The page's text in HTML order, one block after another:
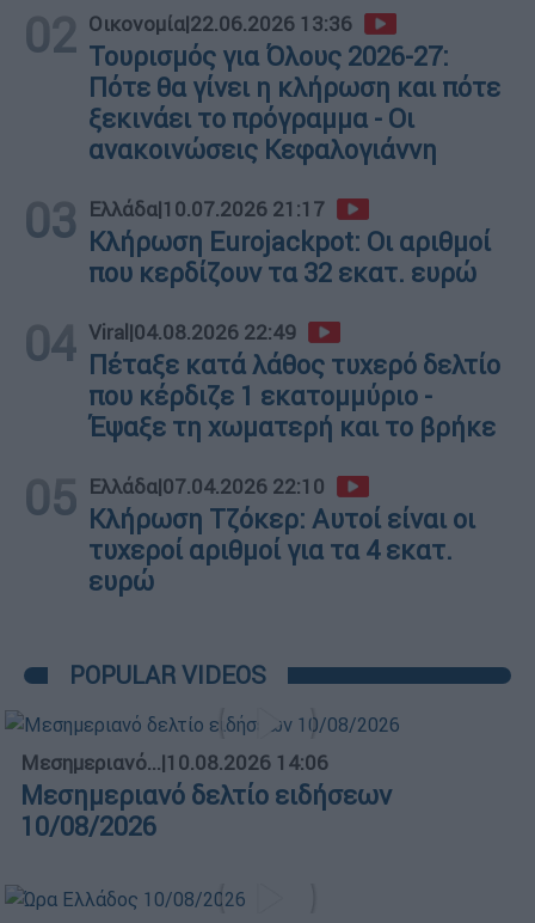
02 Οικονομία|22.06.2026 13:36
Τουρισμός για Όλους 2026-27:
Πότε θα γίνει η κλήρωση και πότε
ξεκινάει το πρόγραμμα - Οι
ανακοινώσεις Κεφαλογιάννη
03 Ελλάδα|10.07.2026 21:17
Κλήρωση Eurojackpot: Οι αριθμοί
που κερδίζουν τα 32 εκατ. ευρώ
04 Viral |04.08.2026 22:49
Πέταξε κατά λάθος τυχερό δελτίο
που κέρδιζε 1 εκατομμύριο -
Έψαξε τη χωματερή και το βρήκε
05 Ελλάδα|07.04.2026 22:10
Κλήρωση Τζόκερ: Αυτοί είναι οι
τυχεροί αριθμοί για τα 4 εκατ.
ευρώ
POPULAR VIDEOS
Μεσημεριανό...|10.08.2026 14:06
Μεσημεριανό δελτίο ειδήσεων
10/08/2026